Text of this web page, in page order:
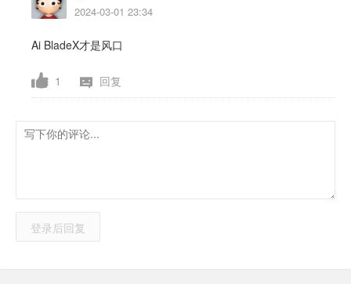
2024-03-01 23:34
Ai BladeX才是风口
1 回复
登录后回复